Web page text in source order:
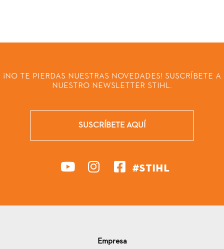
¡NO TE PIERDAS NUESTRAS NOVEDADES! SUSCRÍBETE A
NUESTRO NEWSLETTER STIHL.
SUSCRÍBETE AQUÍ
#STIHL
Empresa